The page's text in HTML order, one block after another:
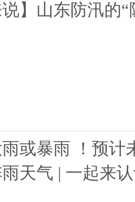
说】山东防汛的
或暴雨 ！预计
天气 | 一起来